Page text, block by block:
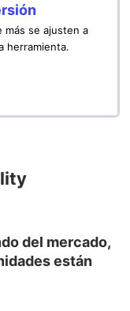
más se ajusten a
herramienta.
del mercado,
están